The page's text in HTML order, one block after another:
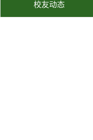
校友动态